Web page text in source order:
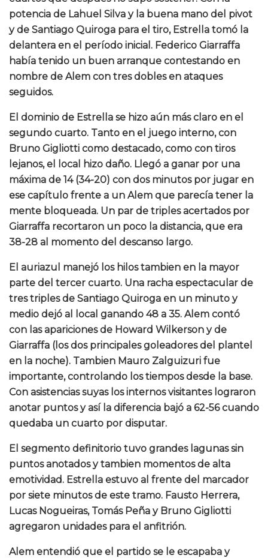
potencia de Lahuel Silva y la buena mano del pivot
y de Santiago Quiroga para el tiro, Estrella tomó la
delantera en el período inicial. Federico Giarraffa
había tenido un buen arranque contestando en
nombre de Alem con tres dobles en ataques
seguidos.
El dominio de Estrella se hizo aún más claro en el
segundo cuarto. Tanto en el juego interno, con
Bruno Gigliotti como destacado, como con tiros
lejanos, el local hizo daño. Llegó a ganar por una
máxima de 14 (34-20) con dos minutos por jugar en
ese capítulo frente a un Alem que parecía tener la
mente bloqueada. Un par de triples acertados por
Giarraffa recortaron un poco la distancia, que era
38-28 al momento del descanso largo.
El auriazul manejó los hilos tambien en la mayor
parte del tercer cuarto. Una racha espectacular de
tres triples de Santiago Quiroga en un minuto y
medio dejó al local ganando 48 a 35. Alem contó
con las apariciones de Howard Wilkerson y de
Giarraffa (los dos principales goleadores del plantel
en la noche). Tambien Mauro Zalguizuri fue
importante, controlando los tiempos desde la base.
Con asistencias suyas los internos visitantes lograron
anotar puntos y así la diferencia bajó a 62-56 cuando
quedaba un cuarto por disputar.
El segmento definitorio tuvo grandes lagunas sin
puntos anotados y tambien momentos de alta
emotividad. Estrella estuvo al frente del marcador
por siete minutos de este tramo. Fausto Herrera,
Lucas Nogueiras, Tomás Peña y Bruno Gigliotti
agregaron unidades para el anfitrión.
Alem entendió que el partido se le escapaba y